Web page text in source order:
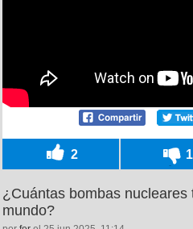
2
¿Cuántas bombas nucleares
mundo?